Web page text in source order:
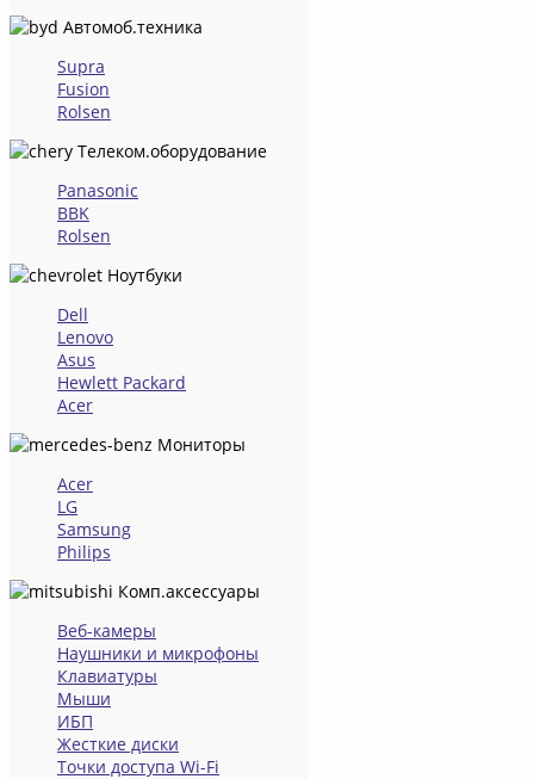
Автомоб.техника
Supra
Fusion
Rolsen
Телеком.оборудование
Panasonic
BBK
Rolsen
Ноутбуки
Dell
Lenovo
Asus
Hewlett Packard
Acer
Мониторы
Acer
LG
Samsung
Philips
Комп.аксессуары
Веб-камеры
Наушники и микрофоны
Клавиатуры
Мыши
ИБП
Жесткие диски
Точки доступа Wi-Fi